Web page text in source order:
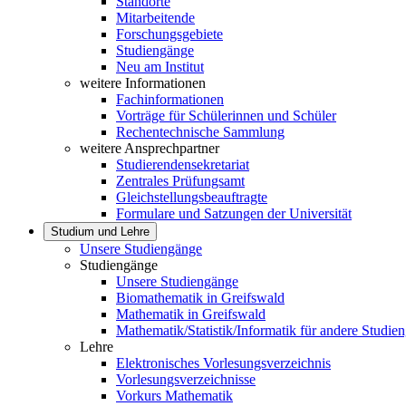
Mitarbeitende
Forschungsgebiete
Studiengänge
Neu am Institut
weitere Informationen
Fachinformationen
Vorträge für Schülerinnen und Schüler
Rechentechnische Sammlung
weitere Ansprechpartner
Studierendensekretariat
Zentrales Prüfungsamt
Gleichstellungsbeauftragte
Formulare und Satzungen der Universität
Studium und Lehre
Unsere Studiengänge
Studiengänge
Unsere Studiengänge
Biomathematik in Greifswald
Mathematik in Greifswald
Mathematik/Statistik/Informatik für andere
Lehre
Elektronisches Vorlesungsverzeichnis
Vorlesungsverzeichnisse
Vorkurs Mathematik